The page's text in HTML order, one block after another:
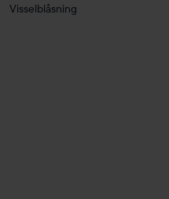
Visselblåsning